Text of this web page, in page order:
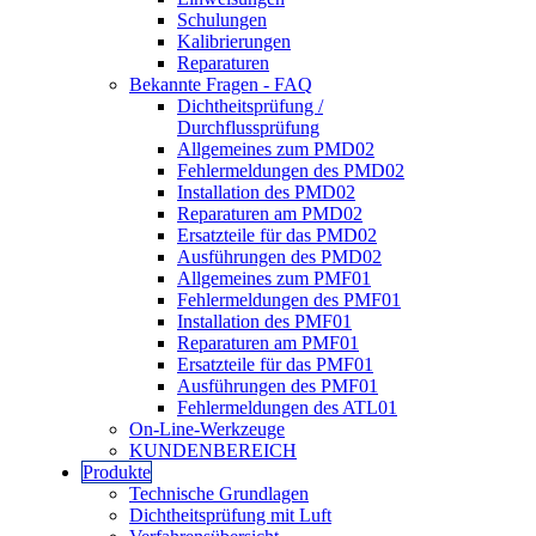
Schulungen
Kalibrierungen
Reparaturen
Bekannte Fragen - FAQ
Dichtheitsprüfung /
Durchflussprüfung
Allgemeines zum PMD02
Fehlermeldungen des PMD02
Installation des PMD02
Reparaturen am PMD02
Ersatzteile für das PMD02
Ausführungen des PMD02
Allgemeines zum PMF01
Fehlermeldungen des PMF01
Installation des PMF01
Reparaturen am PMF01
Ersatzteile für das PMF01
Ausführungen des PMF01
Fehlermeldungen des ATL01
On-Line-Werkzeuge
KUNDENBEREICH
Produkte
Technische Grundlagen
Dichtheitsprüfung mit Luft